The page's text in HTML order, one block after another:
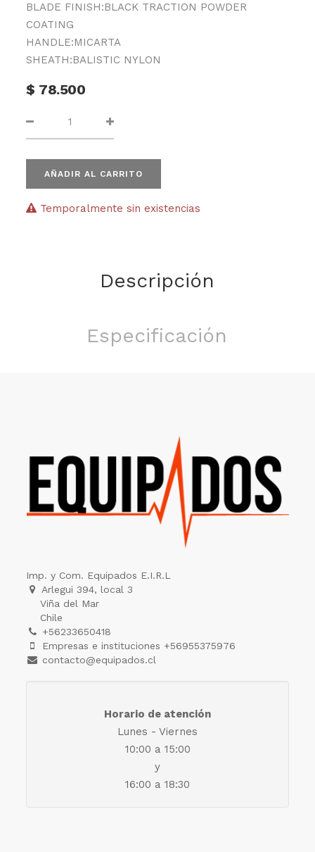
BLADE FINISH:BLACK TRACTION POWDER
COATING
HANDLE:MICARTA
SHEATH:BALISTIC NYLON
$ 78.500
AÑADIR AL CARRITO
Temporalmente sin existencias
Descripción
Especificación
Imp. y Com. Equipados E.I.R.L
Arlegui 394, local 3
Viña del Mar
Chile
+56233650418
Empresas e instituciones +56955375976
contacto@equipados.cl
Horario de atención
Lunes - Viernes
10:00 a 15:00
y
16:00 a 18:30